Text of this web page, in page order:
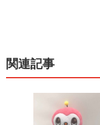
関連記事